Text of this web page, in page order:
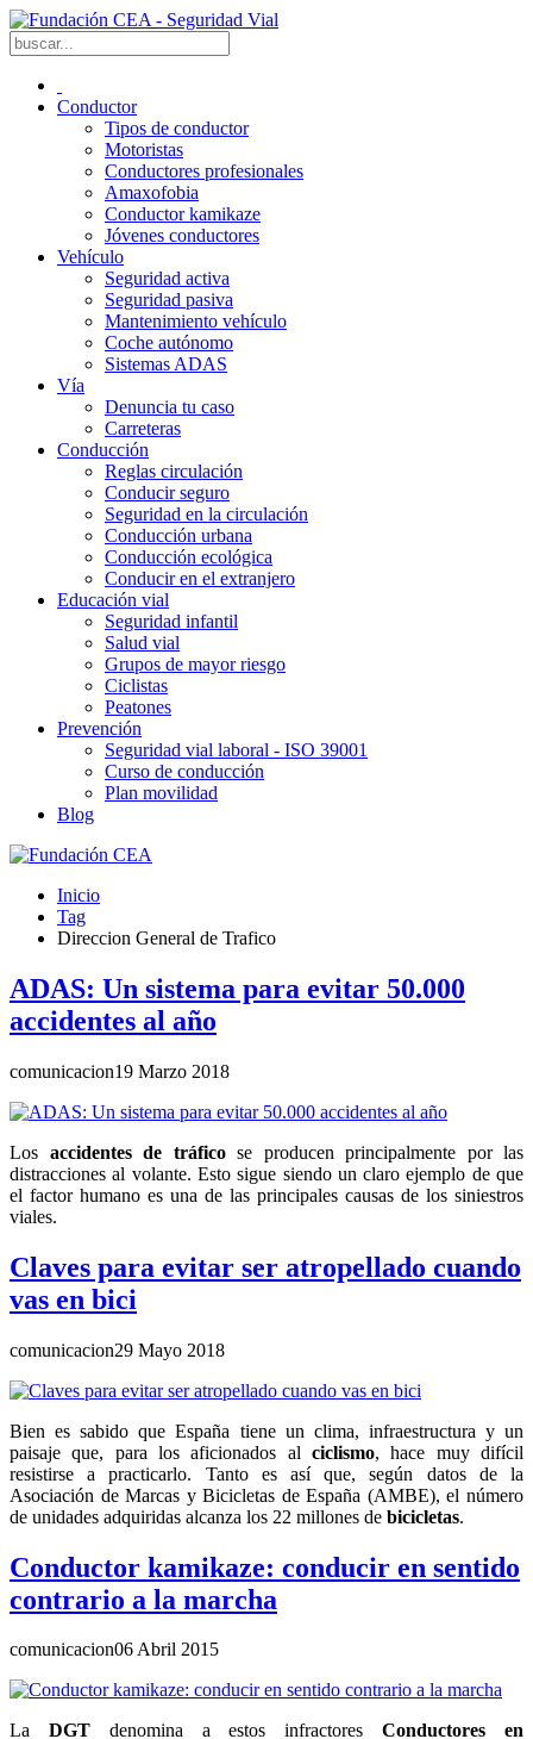
Conductor
Tipos de conductor
Motoristas
Conductores profesionales
Amaxofobia
Conductor kamikaze
Jóvenes conductores
Vehículo
Seguridad activa
Seguridad pasiva
Mantenimiento vehículo
Coche autónomo
Sistemas ADAS
Vía
Denuncia tu caso
Carreteras
Conducción
Reglas circulación
Conducir seguro
Seguridad en la circulación
Conducción urbana
Conducción ecológica
Conducir en el extranjero
Educación vial
Seguridad infantil
Salud vial
Grupos de mayor riesgo
Ciclistas
Peatones
Prevención
Seguridad vial laboral - ISO 39001
Curso de conducción
Plan movilidad
Blog
Inicio
Tag
Direccion General de Trafico
ADAS: Un sistema para evitar 50.000
accidentes al año
comunicacion19 Marzo 2018
Los accidentes de tráficose producen principalmente por las
distracciones al volante. Esto sigue siendo un claro ejemplo de que
el factor humano es una de las principales causas de los siniestros
viales.
Claves para evitar ser atropellado cuando
vas en bici
comunicacion29 Mayo 2018
Bien es sabido que España tiene un clima, infraestructura y un
paisaje que, para los aficionados al ciclismo, hace muy difícil
resistirse a practicarlo. Tanto es así que, según datos de la
Asociación de Marcas y Bicicletas de España (AMBE), el número
de unidades adquiridas alcanza los 22 millones de bicicletas.
Conductor kamikaze: conducir en sentido
contrario a la marcha
comunicacion06 Abril 2015
La DGTdenomina a estos infractoresConductores en